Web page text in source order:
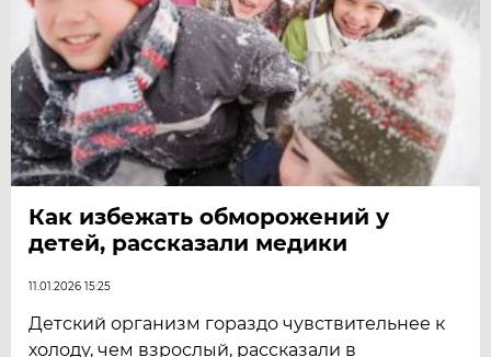
Как избежать обморожений у
детей, рассказали медики
11.01.2026 15:25
Детский организм гораздо чувствительнее к
холоду, чем взрослый, рассказали в